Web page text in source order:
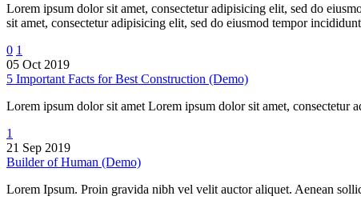
Lorem ipsum dolor sit amet, consectetur adipisicing elit, sed do
sit amet, consectetur adipisicing elit, sed do eiusmod tempor
0 1
05 Oct 2019
5 Important Facts for Best Construction (Demo)
Lorem ipsum dolor sit amet Lorem ipsum dolor sit amet,
1
21 Sep 2019
Builder of Human (Demo)
Lorem Ipsum. Proin gravida nibh vel velit auctor aliquet. Aenean